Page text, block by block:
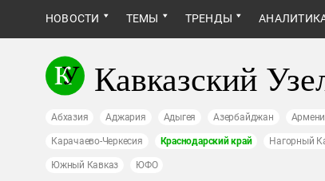
НОВОСТИ ТЕМЫ ТРЕНДЫ
Кавказский
Абхазия Аджария Адыгея Азербайджан
Карачаево-Черкесия Краснодарский край Нагорный
Южный Кавказ ЮФО